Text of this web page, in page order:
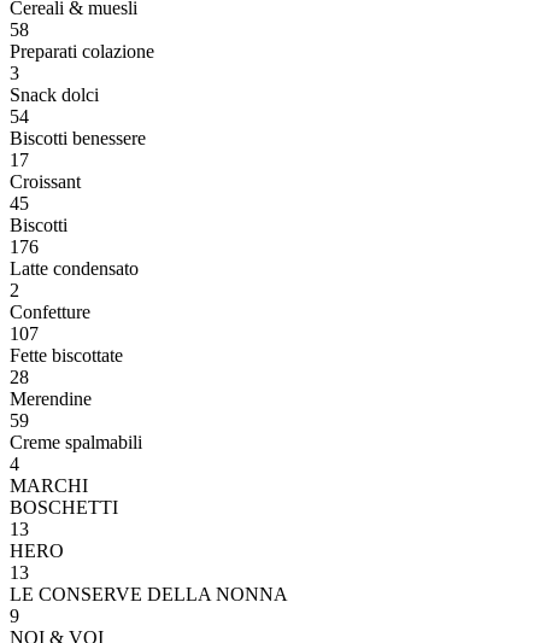
Cereali & muesli
58
Preparati colazione
3
Snack dolci
54
Biscotti benessere
17
Croissant
45
Biscotti
176
Latte condensato
2
Confetture
107
Fette biscottate
28
Merendine
59
Creme spalmabili
4
MARCHI
BOSCHETTI
13
HERO
13
LE CONSERVE DELLA NONNA
9
NOI & VOI